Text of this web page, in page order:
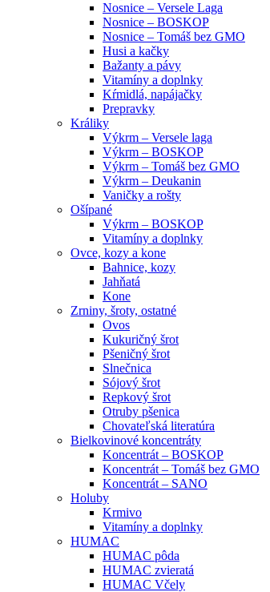
Nosnice – Versele Laga
Nosnice – BOSKOP
Nosnice – Tomáš bez GMO
Husi a kačky
Bažanty a pávy
Vitamíny a doplnky
Kŕmidlá, napájačky
Prepravky
Králiky
Výkrm – Versele laga
Výkrm – BOSKOP
Výkrm – Tomáš bez GMO
Výkrm – Deukanin
Vaničky a rošty
Ošípané
Výkrm – BOSKOP
Vitamíny a doplnky
Ovce, kozy a kone
Bahnice, kozy
Jahňatá
Kone
Zrniny, šroty, ostatné
Ovos
Kukuričný šrot
Pšeničný šrot
Slnečnica
Sójový šrot
Repkový šrot
Otruby pšenica
Chovateľská literatúra
Bielkovinové koncentráty
Koncentrát – BOSKOP
Koncentrát – Tomáš bez GMO
Koncentrát – SANO
Holuby
Krmivo
Vitamíny a doplnky
HUMAC
HUMAC pôda
HUMAC zvieratá
HUMAC Včely